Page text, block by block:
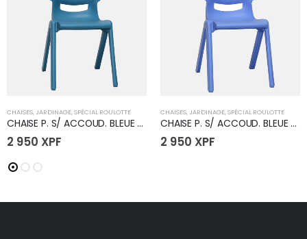
CHAISES, JARDINAGE, SPÉCIAL ROULOTTE
CHAISE P. S/ ACCOUD. BLEUE CIEL
2 950 XPF
CHAISES, JARDINAGE, SPÉCIAL ROULOTTE
CHAISE P. S/ ACCOUD. BLEUE CLAIR
2 950 XPF